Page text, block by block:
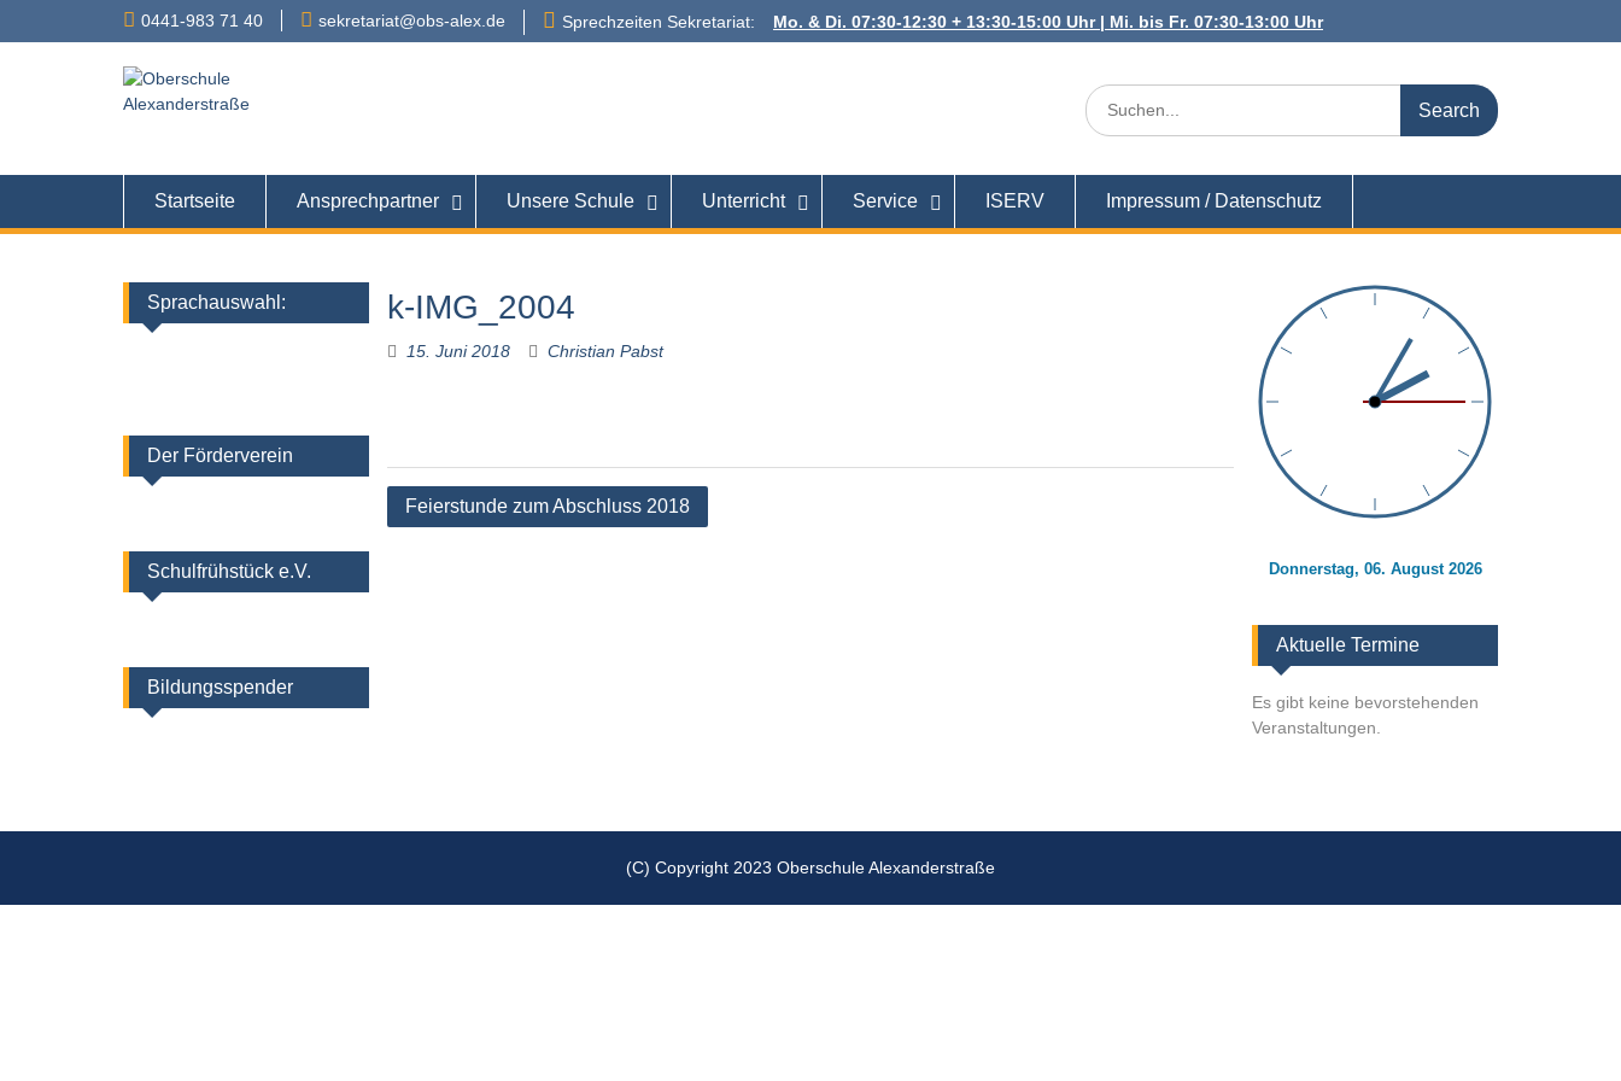
0441-983 71 40 sekretariat@obs-alex.de Sprechzeiten Sekretariat: Mo. & Di. 07:30-12:30 + 13:30-15:00 Uhr | Mi. bis Fr. 07:30-13:00 Uhr
Search
for:
Startseite Ansprechpartner Unsere Schule Unterricht Service ISERV Impressum / Datenschutz
k-IMG_2004
15. Juni 2018 Christian Pabst
Beitragsnavigation
Feierstunde zum Abschluss 2018
Donnerstag, 06. August 2026
Aktuelle Termine
Es gibt keine bevorstehenden
Veranstaltungen.
Sprachauswahl:
Der Förderverein
Schulfrühstück e.V.
Bildungsspender
(C) Copyright 2023 Oberschule Alexanderstraße